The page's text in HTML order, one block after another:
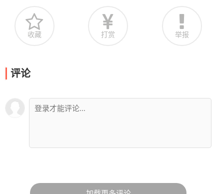
收藏 打赏 举报
评论